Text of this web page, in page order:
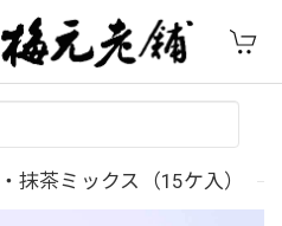
抹茶ミックス（15ケ入）